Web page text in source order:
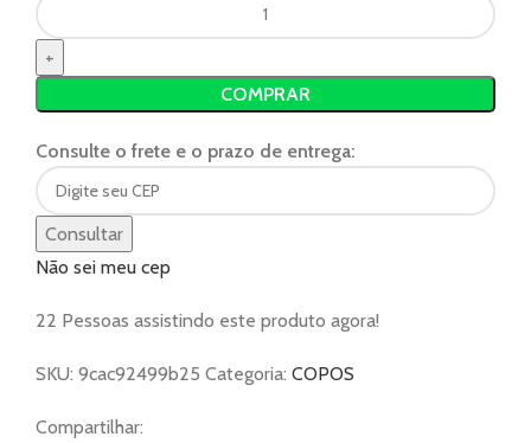
COMPRAR
Consulte o frete e o prazo de entrega:
Consultar
Não sei meu cep
22 Pessoas assistindo este produto agora!
SKU: 9cac92499b25 Categoria: COPOS
Compartilhar: